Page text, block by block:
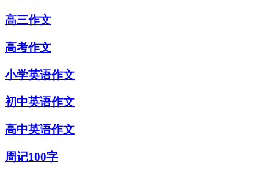
高三作文
高考作文
小学英语作文
初中英语作文
高中英语作文
周记100字